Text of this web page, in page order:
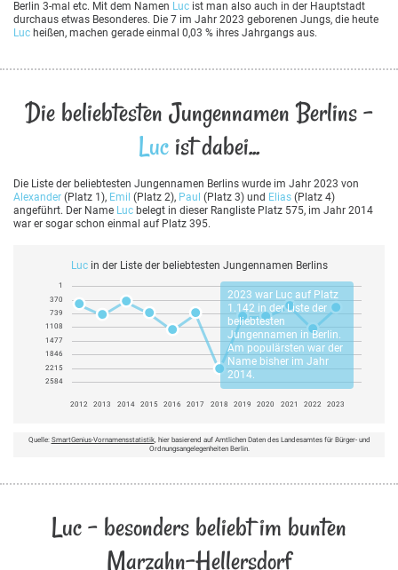
Berlin 3-mal etc. Mit dem Namen Luc ist man also auch in der Hauptstadt
durchaus etwas Besonderes. Die 7 im Jahr 2023 geborenen Jungs, die heute
Luc heißen, machen gerade einmal 0,03 % ihres Jahrgangs aus.
Die beliebtesten Jungennamen Berlins -
Luc ist dabei...
Die Liste der beliebtesten Jungennamen Berlins wurde im Jahr 2023 von
Alexander (Platz 1), Emil (Platz 2), Paul (Platz 3) und Elias (Platz 4)
angeführt. Der Name Luc belegt in dieser Rangliste Platz 575, im Jahr 2014
war er sogar schon einmal auf Platz 395.
Lucin der Liste der beliebtesten Jungennamen Berlins
2023 war Lucauf Platz
1.142 in der Liste der
beliebtesten
Jungennamen in Berlin.
Am populärsten war der
Name bisher im Jahr
2014.
1
370
739
1108
1477
1846
2215
2584
2012 2013 2014 2015 2016 2017 2018 2019 2020 2021 2022 2023
Quelle: SmartGenius-Vornamensstatistik, hier basierend auf Amtlichen Daten des Landesamtes für Bürger- und
Ordnungsangelegenheiten Berlin.
Luc - besonders beliebt im bunten
Marzahn-Hellersdorf